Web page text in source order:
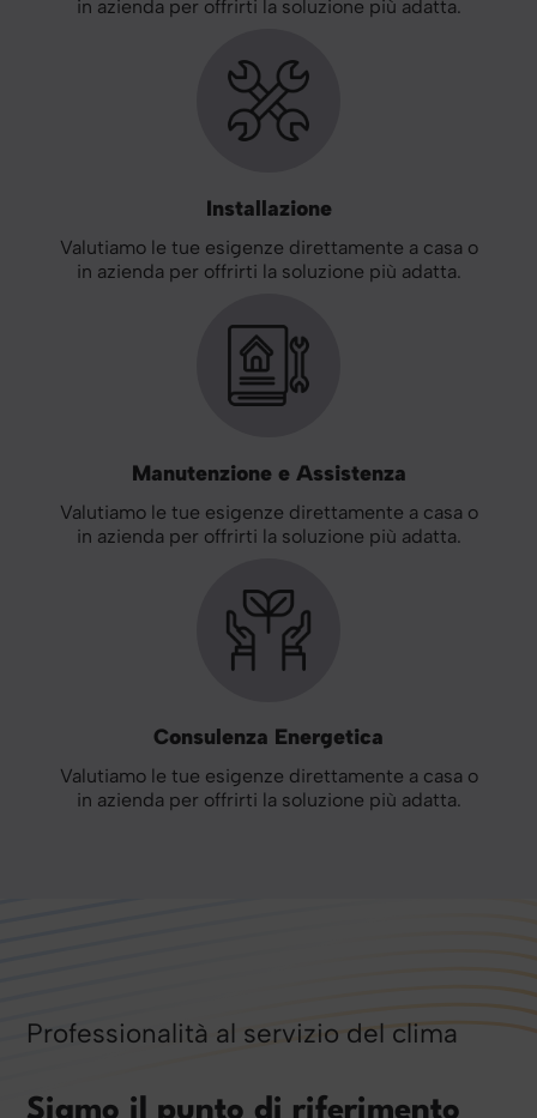
in azienda per offrirti la soluzione più adatta.
Installazione
Valutiamo le tue esigenze direttamente a casa o
in azienda per offrirti la soluzione più adatta.
Manutenzione e Assistenza
Valutiamo le tue esigenze direttamente a casa o
in azienda per offrirti la soluzione più adatta.
Consulenza Energetica
Valutiamo le tue esigenze direttamente a casa o
in azienda per offrirti la soluzione più adatta.
Professionalità al servizio del clima
Siamo il punto di riferimento